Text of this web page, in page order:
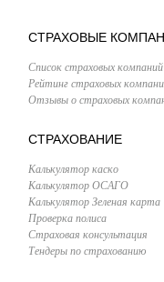
СТРАХОВЫЕ
Список страховых компаний
Рейтинг страховых
Отзывы о страховых
СТРАХОВАНИЕ
Калькулятор каско
Калькулятор ОСАГО
Калькулятор Зеленая карта
Проверка полиса
Страховая консультация
Тендеры по страхованию